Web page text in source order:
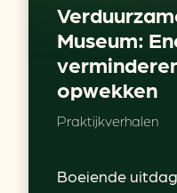
Museum:
opwekken
Praktijkverhalen
Boeiende